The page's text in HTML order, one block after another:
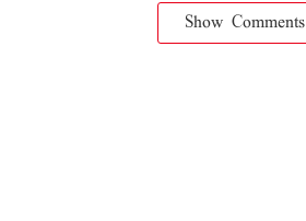
Show Comments